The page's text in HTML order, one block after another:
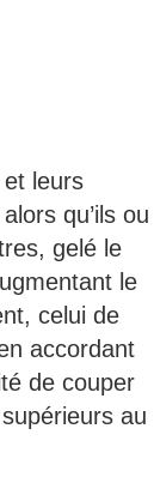
leurs
qu’ils ou
gelé le
le
celui de
accordant
de couper
au